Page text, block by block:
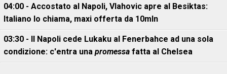
04:00 - Accostato al Napoli, Vlahovic apre al Besiktas:
Italiano lo chiama, maxi offerta da 10mln
03:30 - Il Napoli cede Lukaku al Fenerbahce ad una sola
condizione: c'entra una promessa fatta al Chelsea